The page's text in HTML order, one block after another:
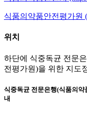
식품의약품안전평가원
위치
하단에 식중독균 전문
전평가원)을 위한 지도
식중독균 전문은행(식품의
내